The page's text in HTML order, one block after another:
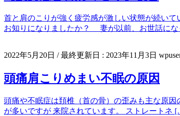
首と肩のこりが強く疲労感が激しい状態が続い
お知りになりましたか？ 妻が以前、お世話に
2022年5月20日 / 最終更新日 : 2023年11月3日
頭痛肩こりめまい不眠の原因
頭痛や不眠症は頚椎（首の骨）の歪みも主な原
が多いですが 来院されています。 ストレートネ